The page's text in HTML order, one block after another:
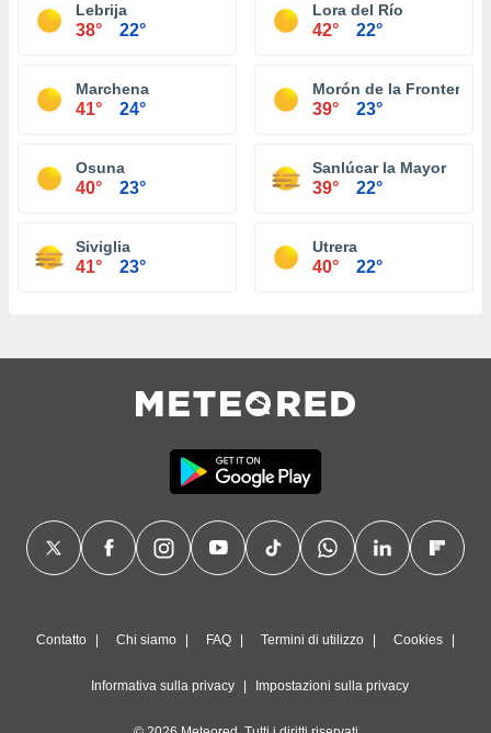
Lebrija
38° 22°
Lora del Río
42° 22°
Marchena
41° 24°
Morón de la Frontera
39° 23°
Osuna
40° 23°
Sanlúcar la Mayor
39° 22°
Siviglia
41° 23°
Utrera
40° 22°
Contatto Chi siamo FAQ Termini di utilizzo Cookies
Informativa sulla privacy Impostazioni sulla privacy